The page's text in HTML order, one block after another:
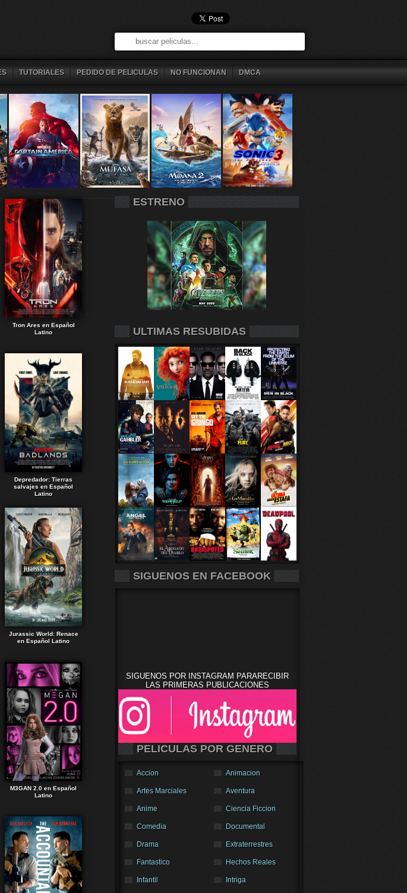
TUTORIALES PEDIDO DE PELICULAS NO FUNCIONAN DMCA
Tron Ares en Español
Latino
Depredador: Tierras
salvajes en Español
Latino
Jurassic World: Renace
en Español Latino
M3GAN 2.0 en Español
Latino
ESTRENO
ULTIMAS RESUBIDAS
SIGUENOS EN FACEBOOK
SIGUENOS POR INSTAGRAM PARARECIBIR
LAS PRIMERAS PUBLICACIONES
PELICULAS POR GENERO
Accion Animacion
Artes Marciales Aventura
Anime Ciencia Ficcion
Comedia Documental
Drama Extraterrestres
Fantastico Hechos Reales
Infantil Intriga